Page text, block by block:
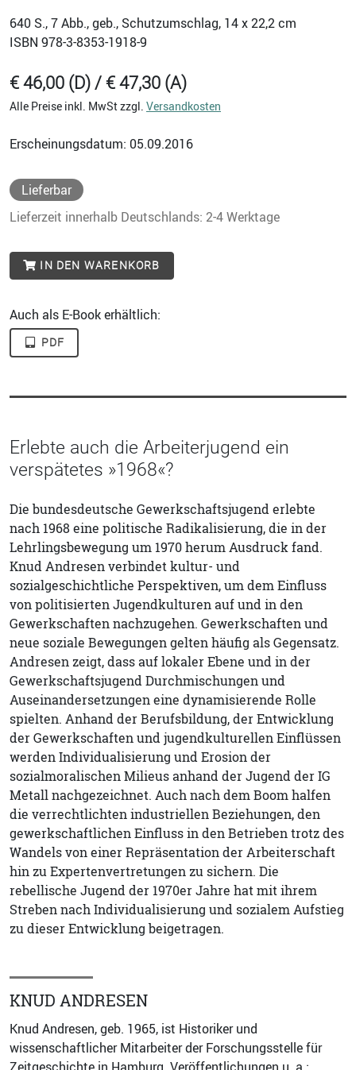
640 S., 7 Abb., geb., Schutzumschlag, 14 x 22,2 cm
ISBN 978-3-8353-1918-9
€ 46,00 (D) / € 47,30 (A)
Alle Preise inkl. MwSt zzgl. Versandkosten
Erscheinungsdatum: 05.09.2016
Lieferbar
Lieferzeit innerhalb Deutschlands: 2-4 Werktage
IN DEN WARENKORB
Auch als E-Book erhältlich:
PDF
Erlebte auch die Arbeiterjugend ein
verspätetes »1968«?
Die bundesdeutsche Gewerkschaftsjugend erlebte
nach 1968 eine politische Radikalisierung, die in der
Lehrlingsbewegung um 1970 herum Ausdruck fand.
Knud Andresen verbindet kultur- und
sozialgeschichtliche Perspektiven, um dem Einfluss
von politisierten Jugendkulturen auf und in den
Gewerkschaften nachzugehen. Gewerkschaften und
neue soziale Bewegungen gelten häufig als Gegensatz.
Andresen zeigt, dass auf lokaler Ebene und in der
Gewerkschaftsjugend Durchmischungen und
Auseinandersetzungen eine dynamisierende Rolle
spielten. Anhand der Berufsbildung, der Entwicklung
der Gewerkschaften und jugendkulturellen Einflüssen
werden Individualisierung und Erosion der
sozialmoralischen Milieus anhand der Jugend der IG
Metall nachgezeichnet. Auch nach dem Boom halfen
die verrechtlichten industriellen Beziehungen, den
gewerkschaftlichen Einfluss in den Betrieben trotz des
Wandels von einer Repräsentation der Arbeiterschaft
hin zu Expertenvertretungen zu sichern. Die
rebellische Jugend der 1970er Jahre hat mit ihrem
Streben nach Individualisierung und sozialem Aufstieg
zu dieser Entwicklung beigetragen.
KNUD ANDRESEN
Knud Andresen, geb. 1965, ist Historiker und
wissenschaftlicher Mitarbeiter der Forschungsstelle für